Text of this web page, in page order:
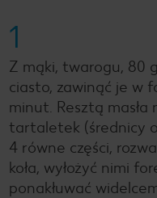
1
Z mąki, twarogu, 80
ciasto, zawinąć je w
minut. Resztą masła
tartaletek (średnicy
4 równe części,
koła, wyłożyć nimi
ponakłuwać